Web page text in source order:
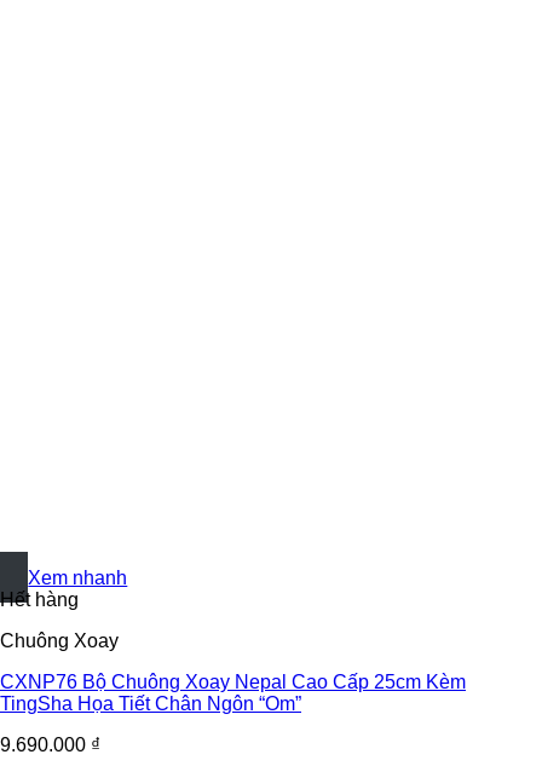
+
Xem nhanh
Hết hàng
Chuông Xoay
CXNP76 Bộ Chuông Xoay Nepal Cao Cấp 25cm Kèm
TingSha Họa Tiết Chân Ngôn “Om”
9.690.000 ₫